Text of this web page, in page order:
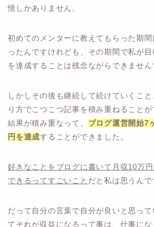
憶しかありません。
初めてのメンターに教えてもらった期
ったんですけれども、その期間で私が
を達成することは残念ながらできません
しかしその後も継続して続けていくこ
り方でこつこつ記事を積み重ねることが
結果が積み重なって、 ブログ運営開始7
円を達成することができました。
好きなことをブログに書いて月収10万
できるってすごいこと だと私は思うんで
だって自分の言葉で自分が良いと思っ
てそれが収益になるって事は、仕事にな